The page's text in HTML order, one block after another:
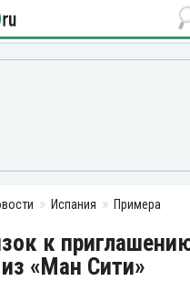
Испания Примера
к
«Ман Сити»